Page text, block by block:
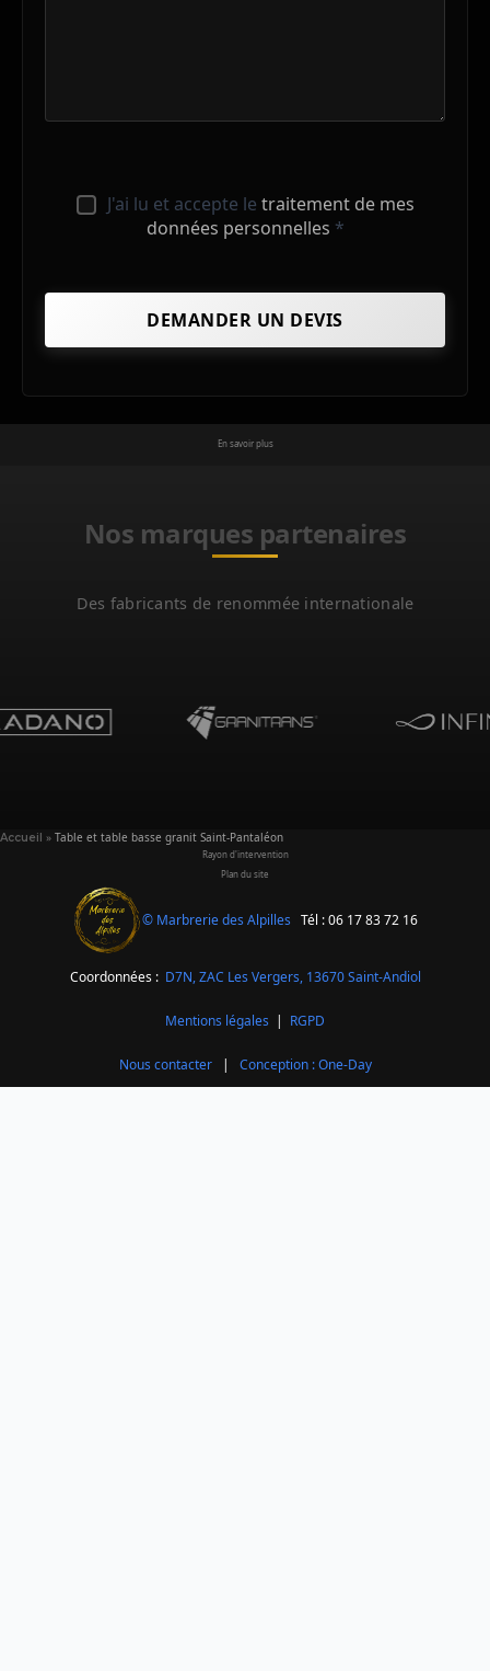
J'ai lu et accepte le traitement de mes
données personnelles *
En savoir plus
Nos marques partenaires
Des fabricants de renommée internationale
Accueil » Table et table basse granit Saint-Pantaléon
Rayon d'intervention
Plan du site
© Marbrerie des Alpilles Tél : 06 17 83 72 16
Coordonnées : D7N, ZAC Les Vergers, 13670 Saint-Andiol
Mentions légales | RGPD
Nous contacter| Conception : One-Day